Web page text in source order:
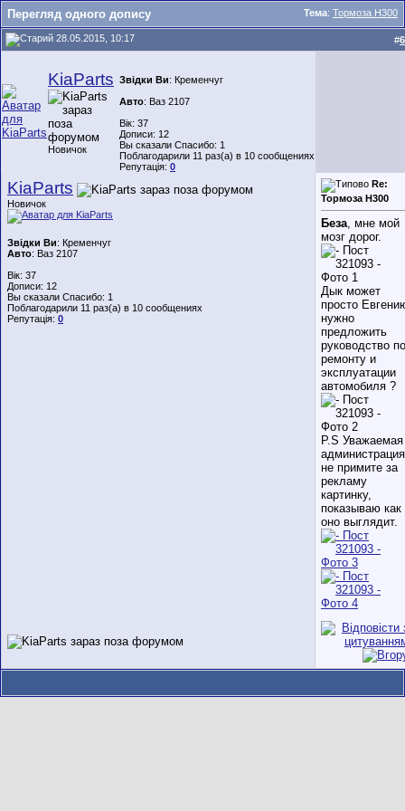
Тема: Тормоза Н300
Перегляд одного допису
28.05.2015, 10:17 #
KiaParts
Новичок
Звідки Ви: Кременчуг
Авто: Ваз 2107
Вік: 37
Дописи: 12
Вы сказали Спасибо: 1
Поблагодарили 11 раз(а) в 10 сообщениях
Репутація: 0
KiaParts
Новичок
Звідки Ви: Кременчуг
Авто: Ваз 2107
Вік: 37
Дописи: 12
Вы сказали Спасибо: 1
Поблагодарили 11 раз(а) в 10 сообщениях
Репутація: 0
Re:
Тормоза Н300
Беза, мне мой
мозг дорог.
Дык может
просто
нужно
предложить
руководство по
ремонту и
эксплуатации
автомобиля ?
P.S Уважаемая
не примите за
рекламу
картинку,
показываю как
оно выглядит.